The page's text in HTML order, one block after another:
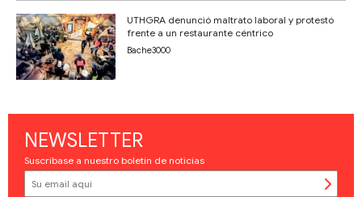
UTHGRA denunció maltrato laboral y protestó
frente a un restaurante céntrico
Bache3000
NEWSLETTER
Suscríbase a nuestro boletín de noticias